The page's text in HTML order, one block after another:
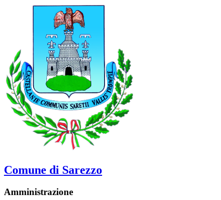
Comune di Sarezzo
Amministrazione